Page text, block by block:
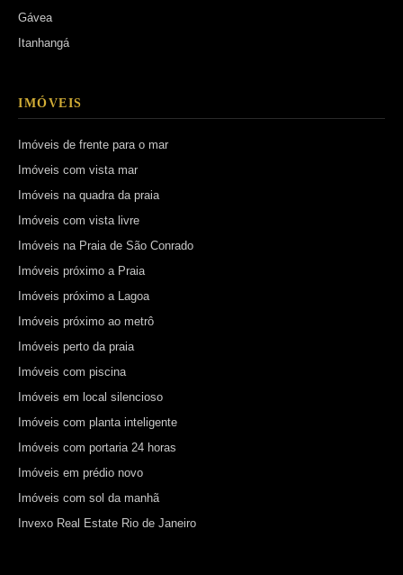
Gávea
Itanhangá
IMÓVEIS
Imóveis de frente para o mar
Imóveis com vista mar
Imóveis na quadra da praia
Imóveis com vista livre
Imóveis na Praia de São Conrado
Imóveis próximo a Praia
Imóveis próximo a Lagoa
Imóveis próximo ao metrô
Imóveis perto da praia
Imóveis com piscina
Imóveis em local silencioso
Imóveis com planta inteligente
Imóveis com portaria 24 horas
Imóveis em prédio novo
Imóveis com sol da manhã
Invexo Real Estate Rio de Janeiro